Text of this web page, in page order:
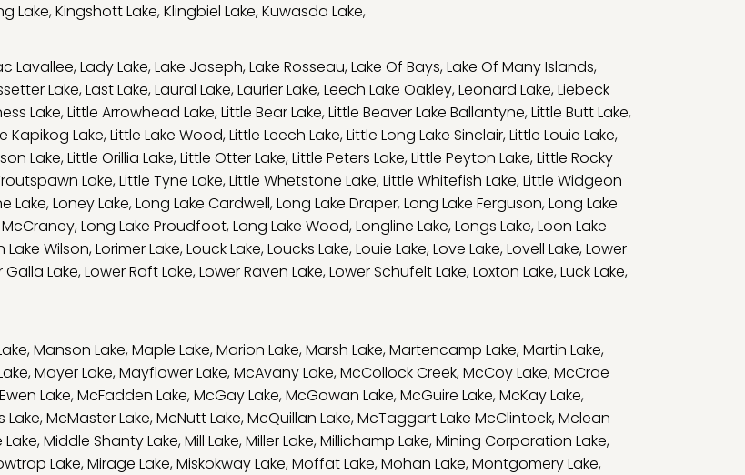
Lake,Kingshott Lake,Klingbiel Lake,Kuwasda Lake,
Lavallee,Lady Lake,Lake Joseph,Lake Rosseau,Lake Of Bays,Lake Of Many Islands,
Lake,Last Lake,Laural Lake,Laurier Lake,Leech Lake Oakley,Leonard Lake,Liebeck
Lake,Little Arrowhead Lake,Little Bear Lake,Little Beaver Lake Ballantyne,Little Butt Lake,
Kapikog Lake,Little Lake Wood,Little Leech Lake,Little Long Lake Sinclair,Little Louie Lake,
Lake,Little Orillia Lake,Little Otter Lake,Little Peters Lake,Little Peyton Lake,Little Rocky
Lake,Little Tyne Lake,Little Whetstone Lake,Little Whitefish Lake,Little Widgeon
Lake,Loney Lake,Long Lake Cardwell,Long Lake Draper,Long Lake Ferguson,Long Lake
,Long Lake Proudfoot,Long Lake Wood,Longline Lake,Longs Lake,Loon Lake
Lake Wilson,Lorimer Lake,Louck Lake,Loucks Lake,Louie Lake,Love Lake,Lovell Lake,Lower
Galla Lake,Lower Raft Lake,Lower Raven Lake,Lower Schufelt Lake,Loxton Lake,Luck Lake,
,Manson Lake,Maple Lake,Marion Lake,Marsh Lake,Martencamp Lake,Martin Lake,
,Mayer Lake,Mayflower Lake,McAvany Lake,McCollock Creek,McCoy Lake,McCrae
Lake,McFadden Lake,McGay Lake,McGowan Lake,McGuire Lake,McKay Lake,
Lake,McMaster Lake,McNutt Lake,McQuillan Lake,McTaggart Lake McClintock,Mclean
,Middle Shanty Lake,Mill Lake,Miller Lake,Millichamp Lake,Mining Corporation Lake,
Lake,Mirage Lake,Miskokway Lake,Moffat Lake,Mohan Lake,Montgomery Lake,